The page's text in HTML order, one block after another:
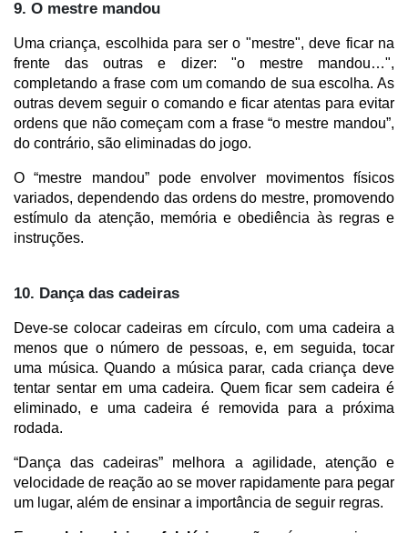
9. O mestre mandou
Uma criança, escolhida para ser o "mestre", deve ficar na
frente das outras e dizer: "o mestre mandou…",
completando a frase com um comando de sua escolha. As
outras devem seguir o comando e ficar atentas para evitar
ordens que não começam com a frase “o mestre mandou”,
do contrário, são eliminadas do jogo.
O “mestre mandou” pode envolver movimentos físicos
variados, dependendo das ordens do mestre, promovendo
estímulo da atenção, memória e obediência às regras e
instruções.
10. Dança das cadeiras
Deve-se colocar cadeiras em círculo, com uma cadeira a
menos que o número de pessoas, e, em seguida, tocar
uma música. Quando a música parar, cada criança deve
tentar sentar em uma cadeira. Quem ficar sem cadeira é
eliminado, e uma cadeira é removida para a próxima
rodada.
“Dança das cadeiras” melhora a agilidade, atenção e
velocidade de reação ao se mover rapidamente para pegar
um lugar, além de ensinar a importância de seguir regras.